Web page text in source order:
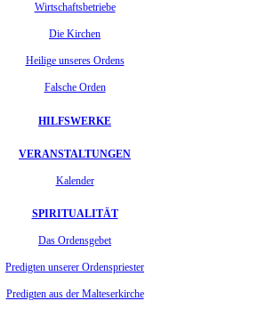
Wirtschaftsbetriebe
Die Kirchen
Heilige unseres Ordens
Falsche Orden
HILFSWERKE
VERANSTALTUNGEN
Kalender
SPIRITUALITÄT
Das Ordensgebet
Predigten unserer Ordenspriester
Predigten aus der Malteserkirche